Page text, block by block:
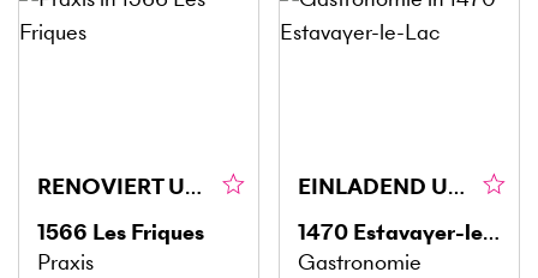
RENOVIERT UND EINSATZBEREIT
1566 Les Friques
Praxis
EINLADEND UND ZENTRAL
1470 Estavayer-le-Lac
Gastronomie